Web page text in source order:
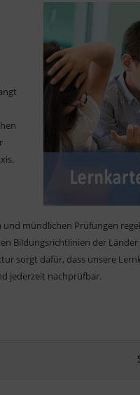
mündlichen Prüfungen
Bildungsrichtlinien der
sorgt dafür, dass unsere
jederzeit nachprüfbar.